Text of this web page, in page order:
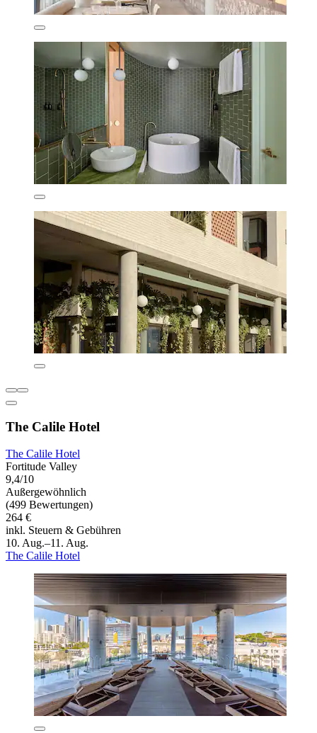
The Calile Hotel
The Calile Hotel
Fortitude Valley
9,4/10
Außergewöhnlich
(499 Bewertungen)
264 €
inkl. Steuern & Gebühren
10. Aug.–11. Aug.
The Calile Hotel